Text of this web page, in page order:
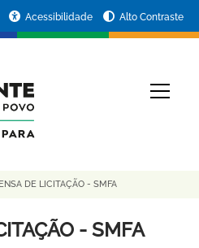
Acessibilidade Alto Contraste
DE LICITAÇÃO - SMFA
- SMFA